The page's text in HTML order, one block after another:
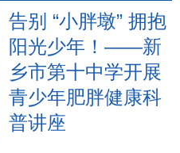
告别 “小胖墩” 拥抱
阳光少年！——新
乡市第十中学开展
青少年肥胖健康科
普讲座